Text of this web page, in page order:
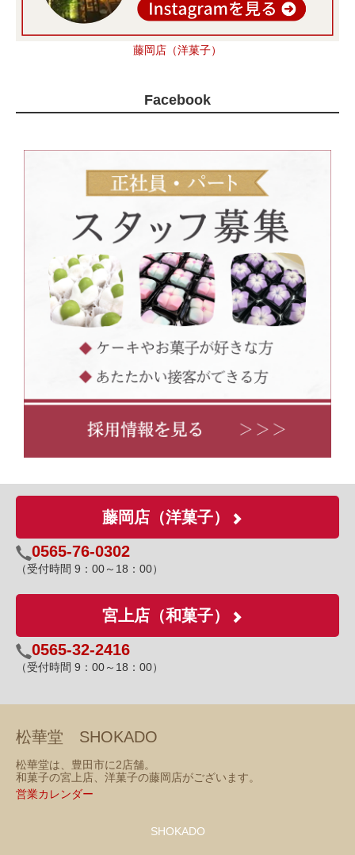
藤岡店（洋菓子）
Facebook
藤岡店（洋菓子）
0565-76-0302
（受付時間 9：00～18：00）
宮上店（和菓子）
0565-32-2416
（受付時間 9：00～18：00）
松華堂 SHOKADO
松華堂は、豊田市に2店舗。
和菓子の宮上店、洋菓子の藤岡店がございます。
営業カレンダー
SHOKADO